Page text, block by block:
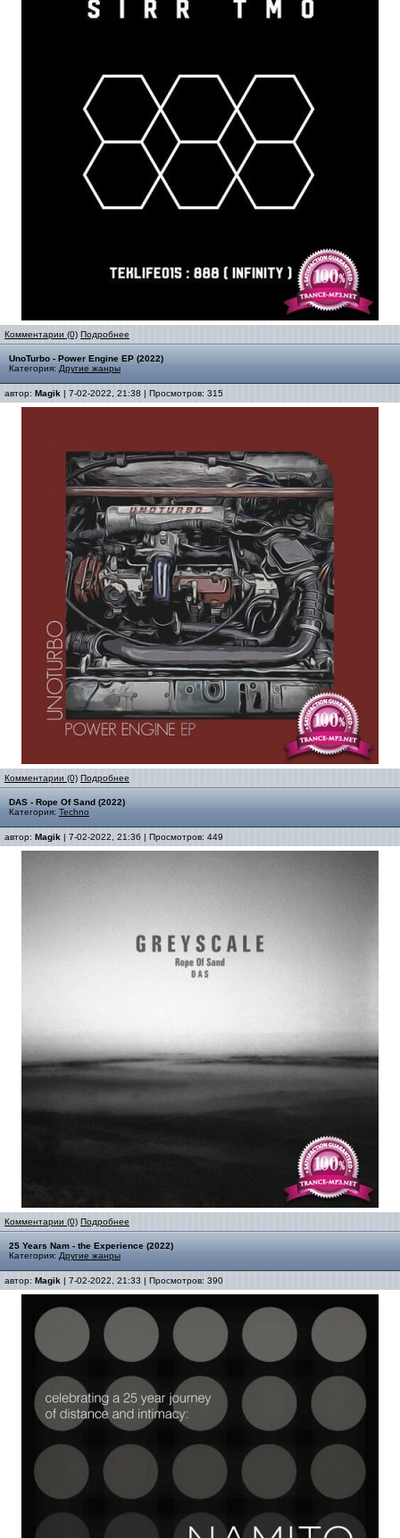
Комментарии (0) Подробнее
UnoTurbo - Power Engine EP (2022)
Категория: Другие жанры
автор: Magik | 7-02-2022, 21:38 | Просмотров: 315
Комментарии (0) Подробнее
DAS - Rope Of Sand (2022)
Категория: Techno
автор: Magik | 7-02-2022, 21:36 | Просмотров: 449
Комментарии (0) Подробнее
25 Years Nam - the Experience (2022)
Категория: Другие жанры
автор: Magik | 7-02-2022, 21:33 | Просмотров: 390